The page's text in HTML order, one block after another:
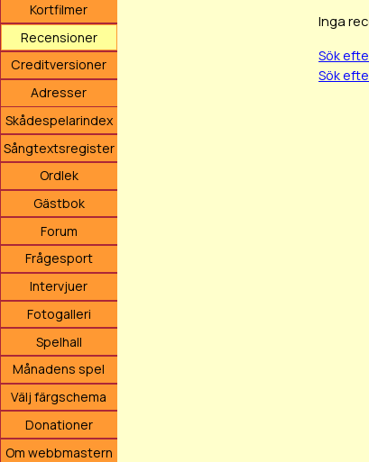
Kortfilmer
Recensioner
Creditversioner
Adresser
Skådespelarindex
Sångtextsregister
Ordlek
Gästbok
Forum
Frågesport
Intervjuer
Fotogalleri
Spelhall
Månadens spel
Välj färgschema
Donationer
Om webbmastern
Inga
Sök
Sök